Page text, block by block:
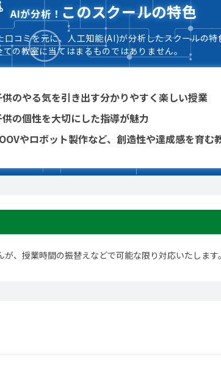
AIが分析！ このスクールの特色
口コミを元に、人工知能(AI)が分析したスクールの特
の教室に当てはまるものではありません。
のやる気を引き出す分かりやすく楽しい授業
の個性を大切にした指導が魅力
やロボット製作など、創造性や達成感を育む
、授業時間の振替えなどで可能な限り対応いたしま